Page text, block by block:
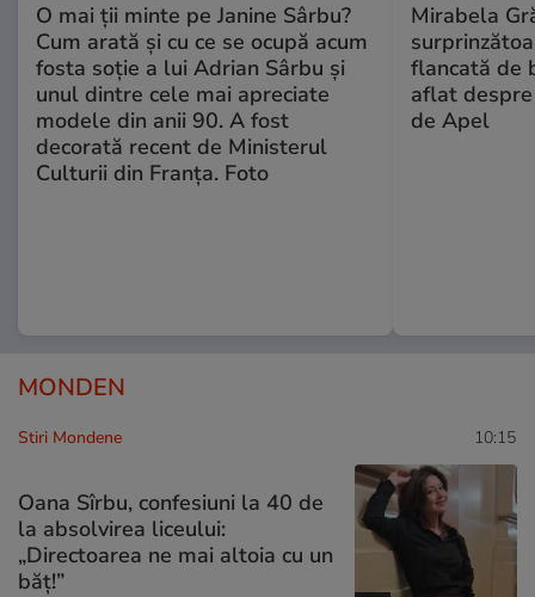
O mai ții minte pe Janine Sârbu?
Cum arată și cu ce se ocupă acum
fosta soție a lui Adrian Sârbu și
unul dintre cele mai apreciate
modele din anii 90. A fost
decorată recent de Ministerul
Culturii din Franța. Foto
Mirabela
flancată de
aflat
de Apel
MONDEN
Stiri Mondene 10:15
Oana Sîrbu, confesiuni la 40 de
la absolvirea liceului:
„Directoarea ne mai altoia cu un
băț!”